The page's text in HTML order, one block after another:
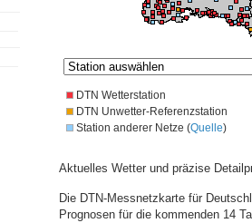
DTN Wetterstation
DTN Unwetter-Referenzstation
Station anderer Netze (Quelle)
Aktuelles Wetter und präzise
Die DTN-Messnetzkarte für
Prognosen für die kommenden 14